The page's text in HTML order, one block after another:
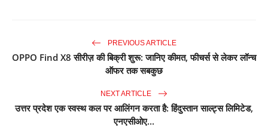
PREVIOUS ARTICLE
OPPO Find X8 सीरीज़ की बिक्री शुरू: जानिए कीमत, फीचर्स से लेकर लॉन्च
ऑफर तक सबकुछ
NEXT ARTICLE
उत्तर प्रदेश एक स्वस्थ कल पर आलिंगन करता है: हिंदुस्तान साल्ट्स लिमिटेड,
एनएसीओए...